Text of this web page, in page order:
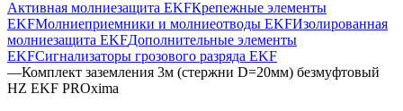
Активная молниезащита EKFКрепежные элементы
EKFМолниеприемники и молниеотводы EKFИзолированная
молниезащита EKFДополнительные элементы
EKFСигнализаторы грозового разряда EKF
—Комплект заземления 3м (стержни D=20мм) безмуфтовый
HZ EKF PROxima